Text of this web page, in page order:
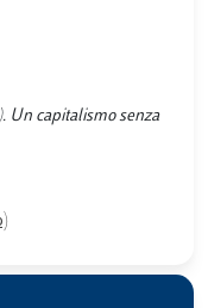
Un capitalismo senza